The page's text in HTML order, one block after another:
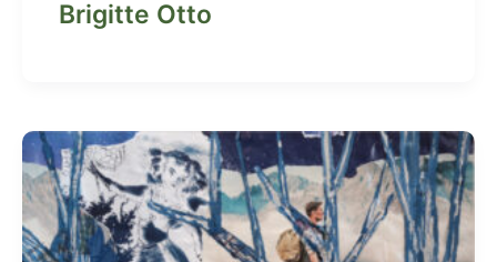
Brigitte Otto